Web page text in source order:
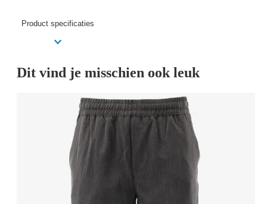
Product specificaties
Dit vind je misschien ook leuk